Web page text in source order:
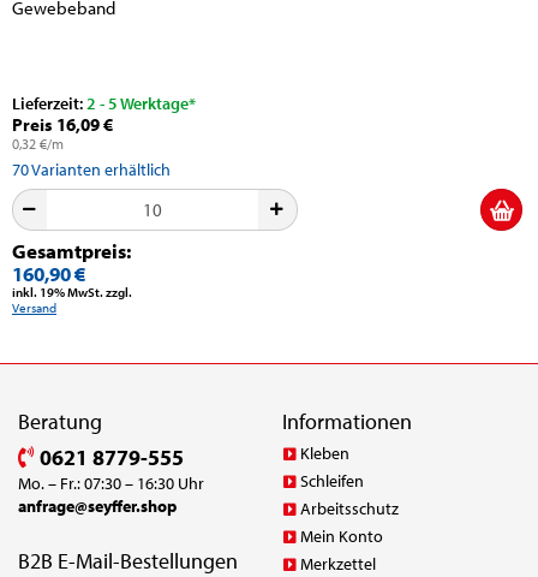
Gewebeband
Lieferzeit:2 - 5 Werktage*
Preis 16,09 €
0,32 €/m
70Varianten erhältlich
Gesamtpreis:
160,90 €
inkl. 19% MwSt. zzgl.
Versand
Beratung
0621 8779-555
Mo. – Fr.: 07:30 – 16:30 Uhr
anfrage@seyffer.shop
B2B E-Mail-Bestellungen
Informationen
Kleben
Schleifen
Arbeitsschutz
Mein Konto
Merkzettel